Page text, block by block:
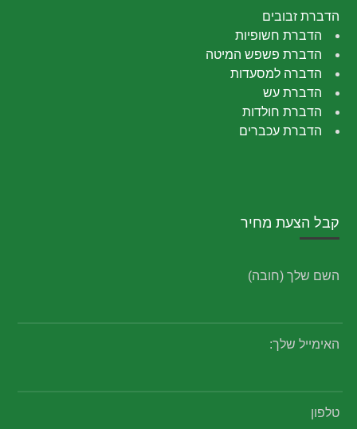
הדברת זבובים
הדברת חשופיות
הדברת פשפש המיטה
הדברה למסעדות
הדברת עש
הדברת חולדות
הדברת עכברים
קבל הצעת מחיר
השם שלך (חובה)
האימייל שלך:
טלפון